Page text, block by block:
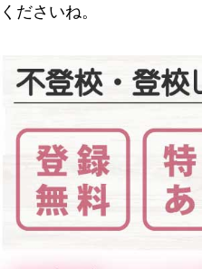
くださいね。